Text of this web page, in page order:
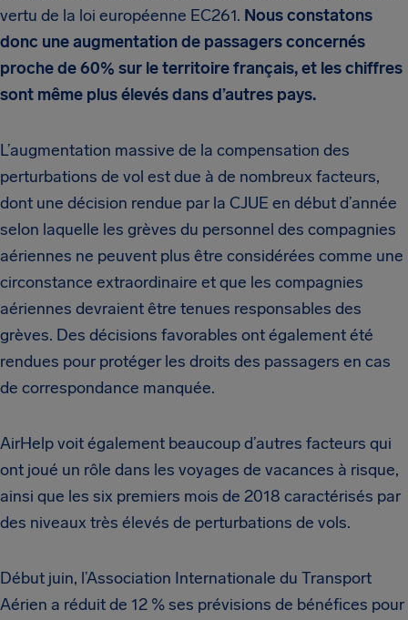
vertu de la loi européenne EC261. Nous constatons
donc une augmentation de passagers concernés
proche de 60% sur le territoire français, et les chiffres
sont même plus élevés dans d’autres pays.
L’augmentation massive de la compensation des
perturbations de vol est due à de nombreux facteurs,
dont une décision rendue par la CJUE en début d’année
selon laquelle les grèves du personnel des compagnies
aériennes ne peuvent plus être considérées comme une
circonstance extraordinaire et que les compagnies
aériennes devraient être tenues responsables des
grèves. Des décisions favorables ont également été
rendues pour protéger les droits des passagers en cas
de correspondance manquée.
AirHelp voit également beaucoup d’autres facteurs qui
ont joué un rôle dans les voyages de vacances à risque,
ainsi que les six premiers mois de 2018 caractérisés par
des niveaux très élevés de perturbations de vols.
Début juin, l’Association Internationale du Transport
Aérien a réduit de 12 % ses prévisions de bénéfices pour